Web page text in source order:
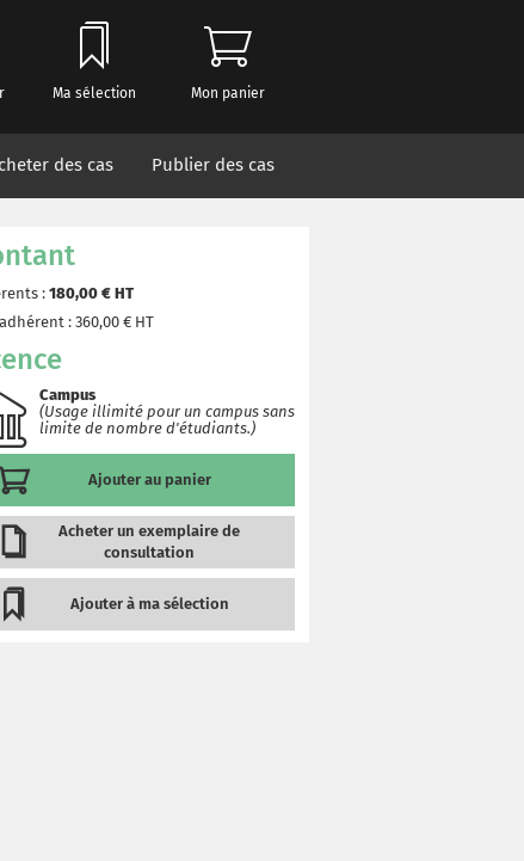
Ma sélection Mon panier
des cas Publier des cas
:180,00 € HT
: 360,00 € HT
Campus
(Usage illimité pour un campus sans
limite de nombre d'étudiants.)
Ajouter au panier
Acheter un exemplaire de
consultation
Ajouter à ma sélection